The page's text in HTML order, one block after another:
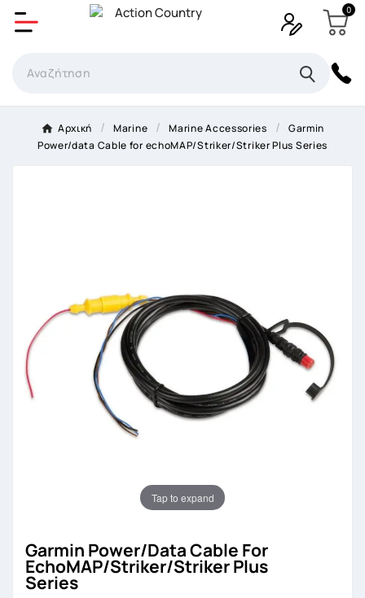
0
Αρχική Marine Marine Accessories
Garmin
Power/data Cable for echoMAP/Striker/Striker Plus Series
Tap to expand
Garmin Power/data Cable For
EchoMAP/Striker/Striker Plus
Series
Δημιουργία λίστα επιθυμητών
×
Όνομα Λίστα επιθυμιτών
Ακύρωση Δημιουργία λίστα επιθυμητών